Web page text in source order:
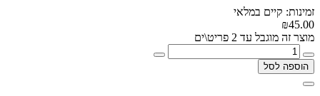
זמינות: קיים במלאי
₪45.00
מוצר זה מוגבל עד 2 פריט\ים
הוספה לסל